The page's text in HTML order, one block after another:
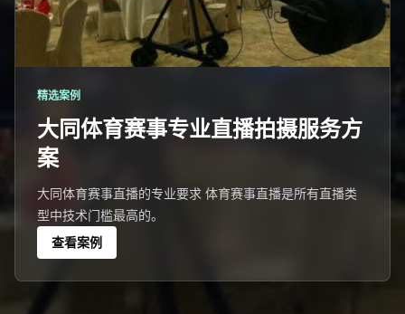
精选案例
大同体育赛事专业直播拍摄服务方
案
大同体育赛事直播的专业要求 体育赛事直播是所有直播类
型中技术门槛最高的。
查看案例